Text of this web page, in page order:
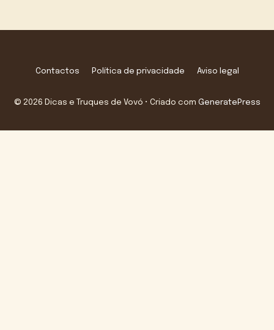
Contactos Política de privacidade Aviso legal
© 2026 Dicas e Truques de Vovó • Criado com GeneratePress